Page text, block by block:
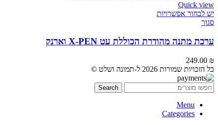
Quick view
יש לבחור אפשרויות
סגור
ערכת מתנה מהודרת הכוללת עט X-PEN וארנק
249.00 ₪
כל הזכויות שמורות 2026 ל-תמונה ושלט ©
Search
Menu
Categories